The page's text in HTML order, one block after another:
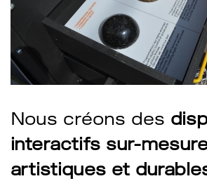
Nous créons des
interactifs sur-
artistiques et